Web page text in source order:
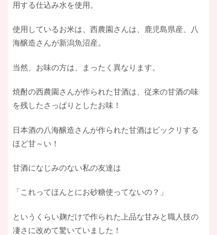
用する仕込み水を使用。
使用しているお米は、西農園さんは、鹿児島県産、八
海醸造さんが新潟魚沼産。
当然、お味の方は、まったく異なります。
焼酎の西農園さんが作られた甘酒は、従来の甘酒の味
を残したさっぱりとしたお味！
日本酒の八海醸造さんが作られた甘酒はビックリする
ほど甘～い！
甘酒になじみのない私の友達は
「これってほんとにお砂糖使ってないの？」
というくらい麹だけで作られた上品な甘みと職人技の
凄さに改めて驚いていました！